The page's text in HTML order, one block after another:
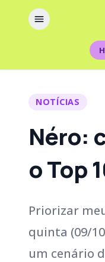
NOTÍCIAS
Néro:
o Top
Priorizar
quinta (09/
um cenário